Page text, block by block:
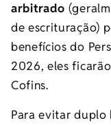
arbitrado
de escrituração)
benefícios do
2026, eles
Cofins.
Para evitar duplo